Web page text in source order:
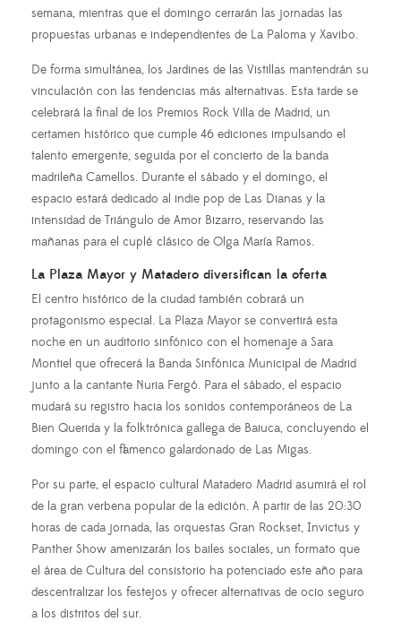
semana, mientras que el domingo cerrarán las jornadas las
propuestas urbanas e independientes de La Paloma y Xavibo.
De forma simultánea, los Jardines de las Vistillas mantendrán su
vinculación con las tendencias más alternativas. Esta tarde se
celebrará la final de los Premios Rock Villa de Madrid, un
certamen histórico que cumple 46 ediciones impulsando el
talento emergente, seguida por el concierto de la banda
madrileña Camellos. Durante el sábado y el domingo, el
espacio estará dedicado al indie pop de Las Dianas y la
intensidad de Triángulo de Amor Bizarro, reservando las
mañanas para el cuplé clásico de Olga María Ramos.
La Plaza Mayor y Matadero diversifican la oferta
El centro histórico de la ciudad también cobrará un
protagonismo especial. La Plaza Mayor se convertirá esta
noche en un auditorio sinfónico con el homenaje a Sara
Montiel que ofrecerá la Banda Sinfónica Municipal de Madrid
junto a la cantante Nuria Fergó. Para el sábado, el espacio
mudará su registro hacia los sonidos contemporáneos de La
Bien Querida y la folktrónica gallega de Baiuca, concluyendo el
domingo con el flamenco galardonado de Las Migas.
Por su parte, el espacio cultural Matadero Madrid asumirá el rol
de la gran verbena popular de la edición. A partir de las 20:30
horas de cada jornada, las orquestas Gran Rockset, Invictus y
Panther Show amenizarán los bailes sociales, un formato que
el área de Cultura del consistorio ha potenciado este año para
descentralizar los festejos y ofrecer alternativas de ocio seguro
a los distritos del sur.